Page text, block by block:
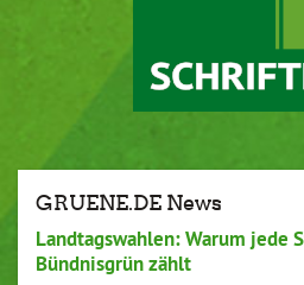
GRUENE.DE News
Landtagswahlen: Warum jede
Bündnisgrün zählt